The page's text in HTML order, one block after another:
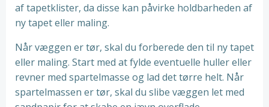
af tapetklister, da disse kan påvirke holdbarheden af
ny tapet eller maling.
Når væggen er tør, skal du forberede den til ny tapet
eller maling. Start med at fylde eventuelle huller eller
revner med spartelmasse og lad det tørre helt. Når
spartelmassen er tør, skal du slibe væggen let med